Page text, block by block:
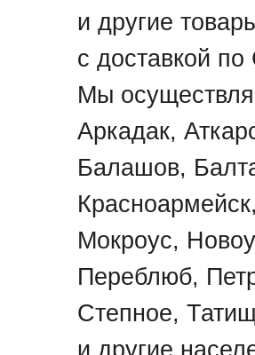
и другие
с доставкой
Мы
Аркадак,
Балашов,
Мокроус,
Переблюб,
Степное,
и другие